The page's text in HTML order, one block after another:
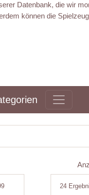
Datenbank, die wir
können die